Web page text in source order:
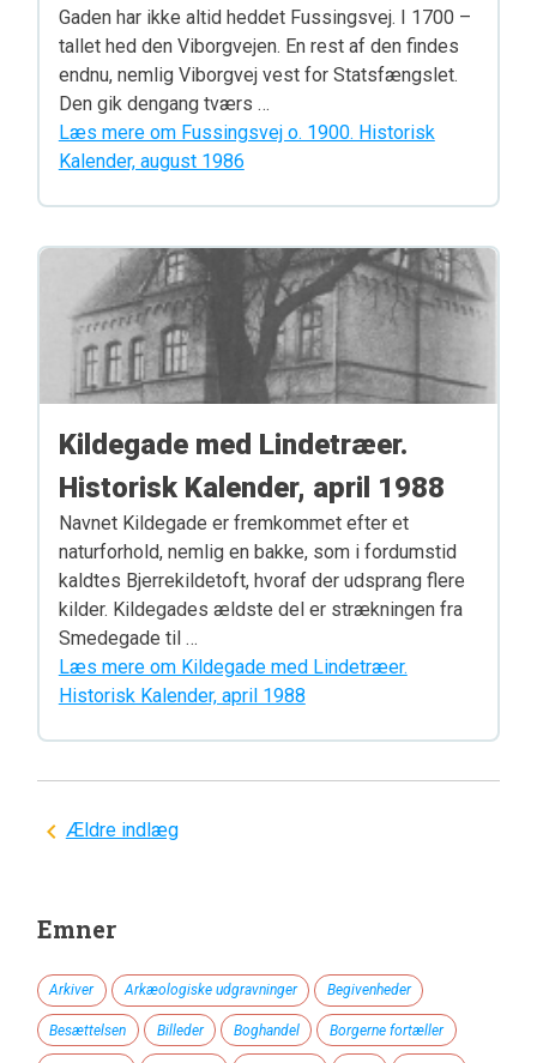
Gaden har ikke altid heddet Fussingsvej. I 1700 –
tallet hed den Viborgvejen. En rest af den findes
endnu, nemlig Viborgvej vest for Statsfængslet.
Den gik dengang tværs …
Læs mere om Fussingsvej o. 1900. Historisk
Kalender, august 1986
Kildegade med Lindetræer.
Historisk Kalender, april 1988
Navnet Kildegade er fremkommet efter et
naturforhold, nemlig en bakke, som i fordumstid
kaldtes Bjerrekildetoft, hvoraf der udsprang flere
kilder. Kildegades ældste del er strækningen fra
Smedegade til …
Læs mere om Kildegade med Lindetræer.
Historisk Kalender, april 1988
Navigation
indlæg
Ældre indlæg
Emner
Arkiver Arkæologiske udgravninger Begivenheder
Besættelsen Billeder Boghandel Borgerne fortæller